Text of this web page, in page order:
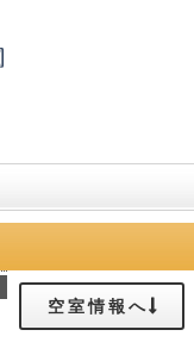
空室情報へ